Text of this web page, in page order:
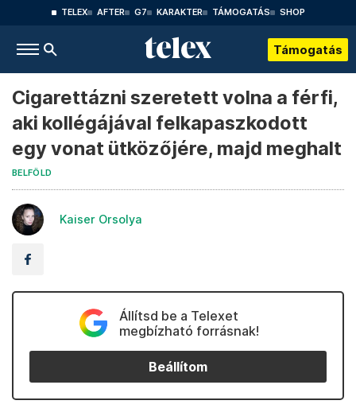
TELEX AFTER G7 KARAKTER TÁMOGATÁS SHOP
Támogatás
Cigarettázni szeretett volna a férfi,
aki kollégájával felkapaszkodott
egy vonat ütközőjére, majd meghalt
BELFÖLD
Kaiser Orsolya
Állítsd be a Telexet
megbízható forrásnak!
Beállítom